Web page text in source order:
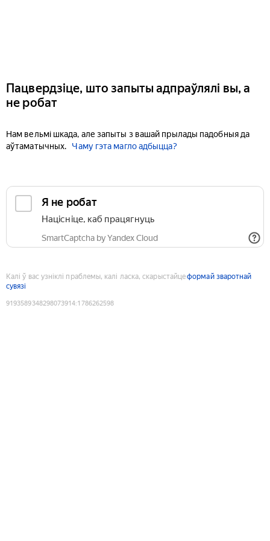
Пацвердзіце, што запыты адпраўлялі вы, а
не робат
Нам вельмі шкада, але запыты з вашай прылады падобныя да
аўтаматычных.
Чаму гэта магло адбыцца?
Я не робат
Націсніце, каб працягнуць
SmartCaptcha by Yandex Cloud
Калі ў вас узніклі праблемы, калі ласка, скарыстайцеформай зваротнай
сувязі
9193589348298073914:1786262598